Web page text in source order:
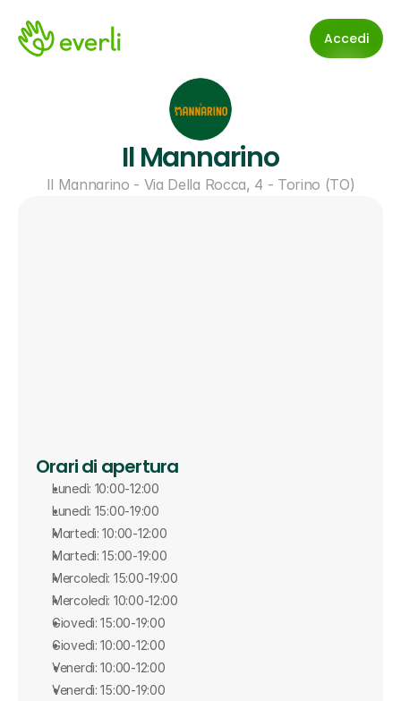
Accedi
Il Mannarino
Il Mannarino - Via Della Rocca, 4 - Torino (TO)
Orari di apertura
Lunedì: 10:00-12:00
Lunedì: 15:00-19:00
Martedì: 10:00-12:00
Martedì: 15:00-19:00
Mercoledì: 15:00-19:00
Mercoledì: 10:00-12:00
Giovedì: 15:00-19:00
Giovedì: 10:00-12:00
Venerdì: 10:00-12:00
Venerdì: 15:00-19:00